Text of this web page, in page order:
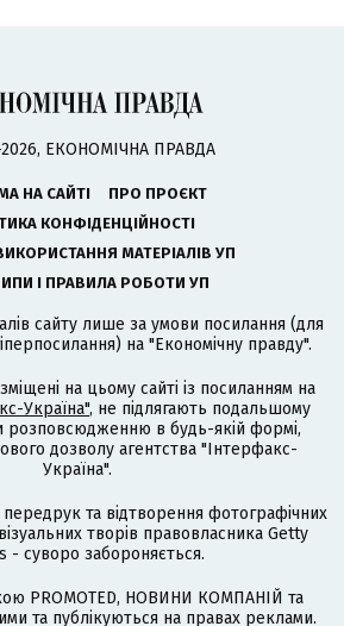
ЕКОНОМІЧНА ПРАВДА
НА САЙТІ
ПРО ПРОЄКТ
КОНФІДЕНЦІЙНОСТІ
МАТЕРІАЛІВ УП
І ПРАВИЛА РОБОТИ УП
сайту лише за умови посилання (для
на "Економічну правду".
на цьому сайті із посиланням на
Україна", не підлягають подальшому
розповсюдженню в будь-якій формі,
дозволу агентства "Інтерфакс-
Україна".
та відтворення фотографічних
творів правовласника Getty
- суворо забороняється.
PROMOTED, НОВИНИ КОМПАНІЙ та
та публікуються на правах реклами.